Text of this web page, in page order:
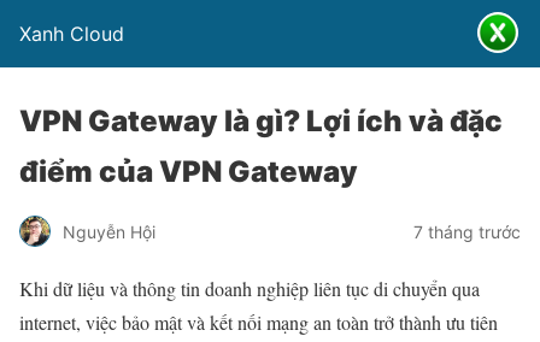
Xanh Cloud
VPN Gateway là gì? Lợi ích và đặc
điểm của VPN Gateway
Nguyễn Hội 7 tháng trước
Khi dữ liệu và thông tin doanh nghiệp liên tục di chuyển qua
internet, việc bảo mật và kết nối mạng an toàn trở thành ưu tiên